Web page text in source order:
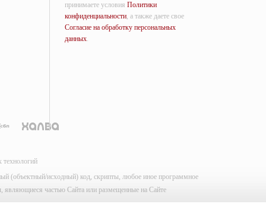
принимаете условия Политики
конфиденциальности, а также даете свое
Согласие на обработку персональных
данных.
технологий
(объектный/исходный) код, скрипты, любое иное программное
являющиеся частью Сайта или размещенные на Сайте